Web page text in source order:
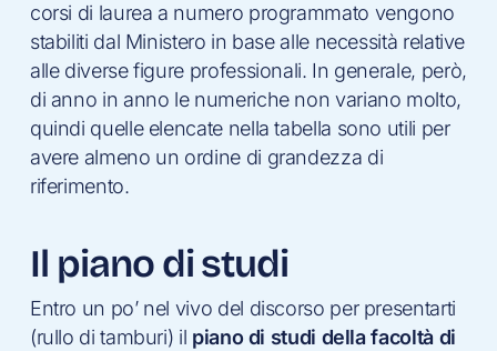
corsi di laurea a numero programmato vengono
stabiliti dal Ministero in base alle necessità relative
alle diverse figure professionali. In generale, però,
di anno in anno le numeriche non variano molto,
quindi quelle elencate nella tabella sono utili per
avere almeno un ordine di grandezza di
riferimento.
Il piano di studi
Entro un po’ nel vivo del discorso per presentarti
(rullo di tamburi) il piano di studi della facoltà di